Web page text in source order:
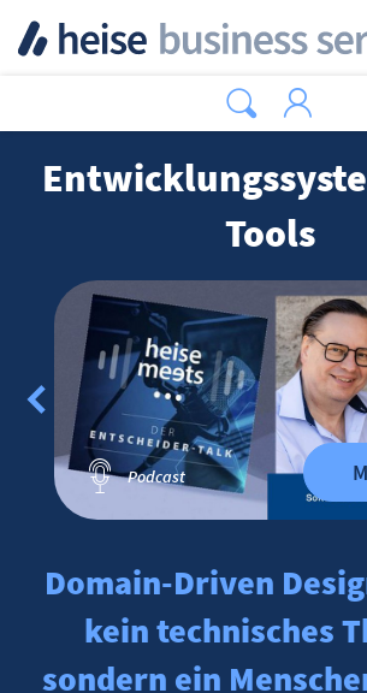
Tools
Podcast
Domain-Driven
kein technisches
sondern ein